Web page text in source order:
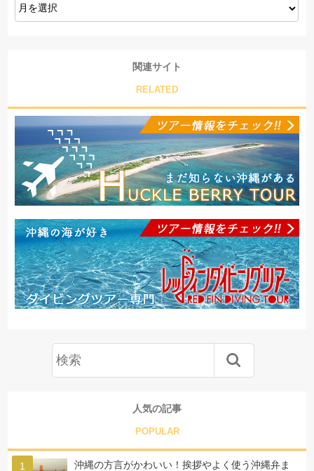
関連サイト
RELATED
人気の記事
POPULAR
沖縄の方言がかわいい！挨拶やよく使う沖縄弁ま